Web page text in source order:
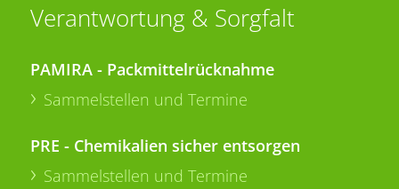
Verantwortung & Sorgfalt
PAMIRA - Packmittelrücknahme
Sammelstellen und Termine
PRE - Chemikalien sicher entsorgen
Sammelstellen und Termine